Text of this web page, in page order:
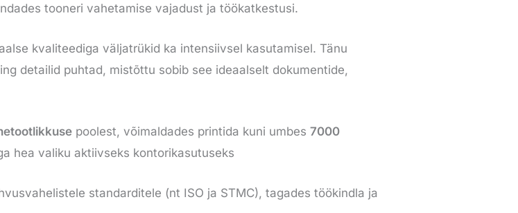
tooneri vahetamise vajadust ja töökatkestusi.
kvaliteediga väljatrükid ka intensiivsel kasutamisel. Tänu
detailid puhtad, mistõttu sobib see ideaalselt dokumentide,
poolest, võimaldades printida kuni umbes7000
hea valiku aktiivseks kontorikasutuseks
standarditele (nt ISO ja STMC), tagades töökindla ja